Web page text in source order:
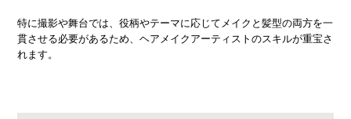
特に撮影や舞台では、役柄やテーマに応じてメイクと髪型の両方を一
貫させる必要があるため、ヘアメイクアーティストのスキルが重宝さ
れます。